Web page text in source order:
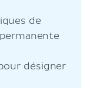
de
désigner